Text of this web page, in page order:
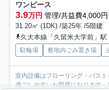
ワンピース
3.9万円 管理/共益費4,000円
31.20㎡ (1DK) /築25年 /5階建
久大本線「久留米大学前」駅
駐輪場 敷地内ごみ置き場
室内設備はフローリング・バス
過ごしやすいお部屋になります